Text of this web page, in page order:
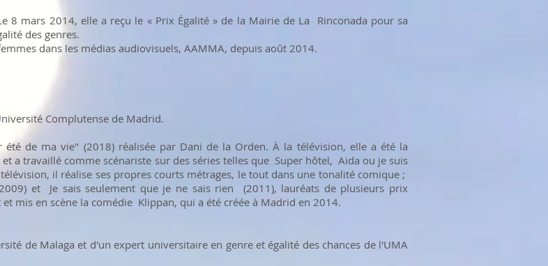
8 mars 2014, elle a reçu le « Prix Égalité » de la Mairie de La Rinconada pour sa
des genres.
dans les médias audiovisuels, AAMMA, depuis août 2014.
Complutense de Madrid.
de ma vie" (2018) réalisée par Dani de la Orden. À la télévision, elle a été la
a travaillé comme scénariste sur des séries telles que Super hôtel, Aida ou je suis
il réalise ses propres courts métrages, le tout dans une tonalité comique ;
et Je sais seulement que je ne sais rien (2011), lauréats de plusieurs prix
mis en scène la comédie Klippan, qui a été créée à Madrid en 2014.
de Malaga et d'un expert universitaire en genre et égalité des chances de l'UMA